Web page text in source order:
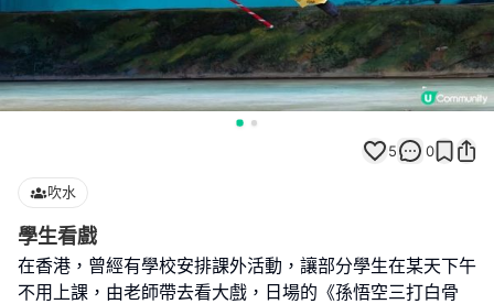
5 0
吹水
學生看戲
在香港，曾經有學校安排課外活動，讓部分學生在某天下午
不用上課，由老師帶去看大戲，日場的《孫悟空三打白骨